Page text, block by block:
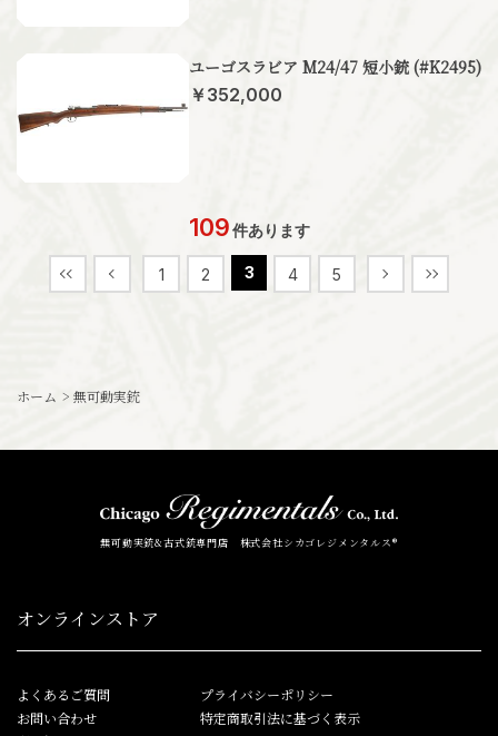
ユーゴスラビア M24/47 短小銃 (#K2495)
￥352,000
109件あります
1 2 3 4 5
ホーム > 無可動実銃
無可動実銃&古式銃専門店 株式会社シカゴレジメンタルス®
オンラインストア
よくあるご質問
お問い合わせ
プライバシーポリシー
特定商取引法に基づく表示